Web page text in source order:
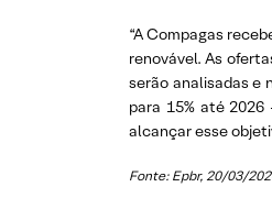
“A Compagas
renovável. As
serão analisadas e
para 15% até
alcançar esse
Fonte: Epbr, 20/03/